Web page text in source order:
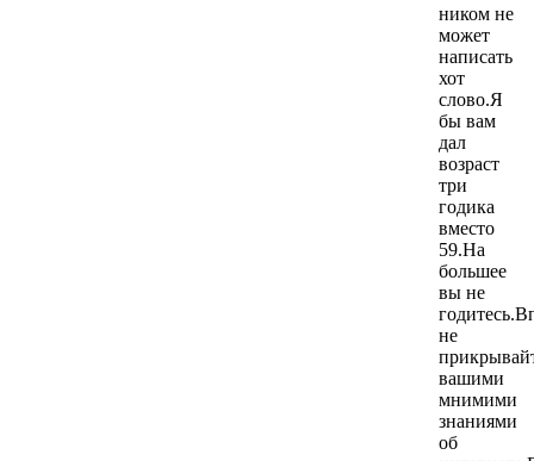
ником не
может
написать
хот
слово.Я
бы вам
дал
возраст
три
годика
вместо
59.На
большее
вы не
не
вашими
мнимими
знаниями
об